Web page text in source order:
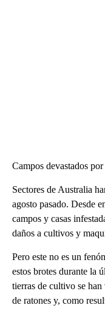
Campos devastados
Sectores de Australia
agosto pasado. Desde
campos y casas
daños a cultivos y
Pero este no es un
estos brotes durante la
tierras de cultivo se
de ratones y, como